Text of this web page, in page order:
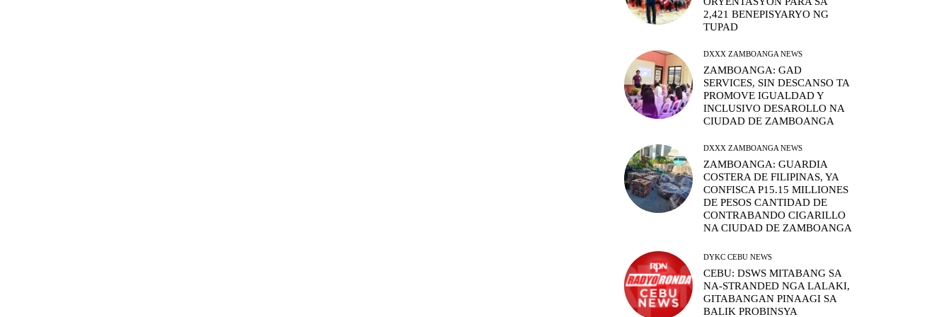
2,421 BENEPISYARYO NG
TUPAD
DXXX ZAMBOANGA NEWS
ZAMBOANGA: GAD
SERVICES, SIN DESCANSO TA
PROMOVE IGUALDAD Y
INCLUSIVO DESAROLLO NA
CIUDAD DE ZAMBOANGA
DXXX ZAMBOANGA NEWS
ZAMBOANGA: GUARDIA
COSTERA DE FILIPINAS, YA
CONFISCA P15.15 MILLIONES
DE PESOS CANTIDAD DE
CONTRABANDO CIGARILLO
NA CIUDAD DE ZAMBOANGA
DYKC CEBU NEWS
CEBU: DSWS MITABANG SA
NA-STRANDED NGA LALAKI,
GITABANGAN PINAAGI SA
BALIK PROBINSYA